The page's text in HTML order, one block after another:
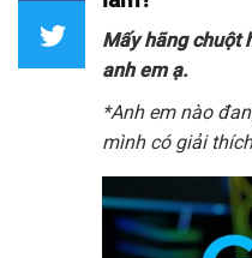
Mấy hãng chuột
anh em ạ.
*Anh em nào
mình có giải